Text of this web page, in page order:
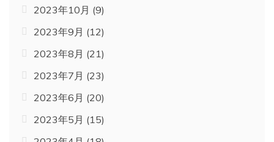
2023年10月 (9)
2023年9月 (12)
2023年8月 (21)
2023年7月 (23)
2023年6月 (20)
2023年5月 (15)